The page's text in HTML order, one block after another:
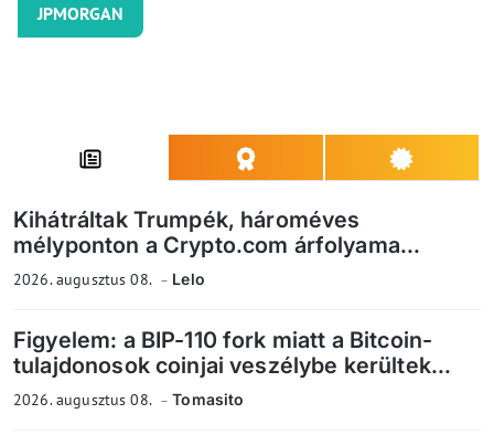
JPMORGAN
Kihátráltak Trumpék, hároméves
mélyponton a Crypto.com árfolyama...
2026. augusztus 08. Lelo
Figyelem: a BIP-110 fork miatt a Bitcoin-
tulajdonosok coinjai veszélybe kerültek...
2026. augusztus 08. Tomasito